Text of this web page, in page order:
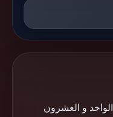
مسلسل شيخ العرب همام الحلقة 21 الواحد و العشرون